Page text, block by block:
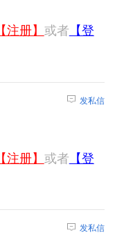
【注册】 或者 【登
发私信
【注册】 或者 【登
发私信